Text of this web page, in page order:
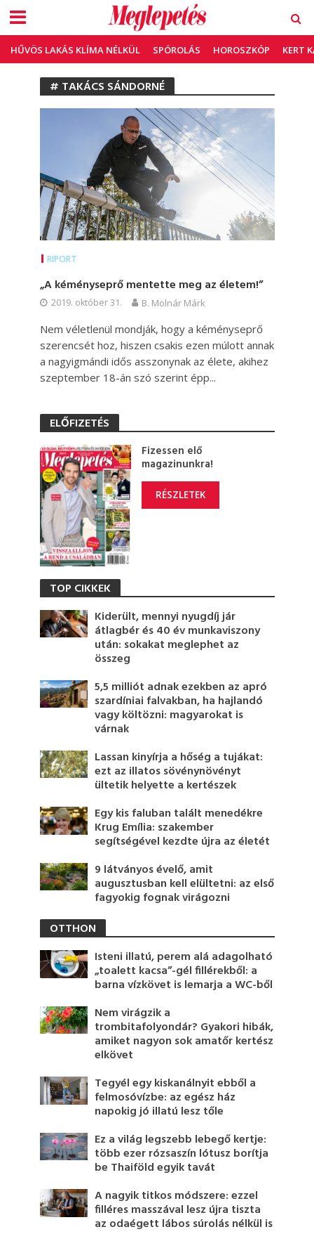
HŰVÖS LAKÁS KLÍMA NÉLKÜL SPÓROLÁS HOROSZKÓP KERT
# TAKÁCS SÁNDORNÉ
RIPORT
„A kéményseprő mentette meg az életem!”
2019. október 31. B. Molnár Márk
Nem véletlenül mondják, hogy a kéményseprő
szerencsét hoz, hiszen csakis ezen múlott annak
a nagyigmándi idős asszonynak az élete, akihez
szeptember 18-án szó szerint épp...
ELŐFIZETÉS
Fizessen elő
magazinunkra!
RÉSZLETEK
TOP CIKKEK
Kiderült, mennyi nyugdíj jár
átlagbér és 40 év munkaviszony
után: sokakat meglephet az
összeg
5,5 milliót adnak ezekben az apró
szardíniai falvakban, ha hajlandó
vagy költözni: magyarokat is
várnak
Lassan kinyírja a hőség a tujákat:
ezt az illatos sövénynövényt
ültetik helyette a kertészek
Egy kis faluban talált menedékre
Krug Emília: szakember
segítségével kezdte újra az életét
9 látványos évelő, amit
augusztusban kell elültetni: az első
fagyokig fognak virágozni
OTTHON
Isteni illatú, perem alá adagolható
„toalett kacsa”-gél fillérekből: a
barna vízkövet is lemarja a WC-ből
Nem virágzik a
trombitafolyondár? Gyakori hibák,
amiket nagyon sok amatőr kertész
elkövet
Tegyél egy kiskanálnyit ebből a
felmosóvízbe: az egész ház
napokig jó illatú lesz tőle
Ez a világ legszebb lebegő kertje:
több ezer rózsaszín lótusz borítja
be Thaiföld egyik tavát
A nagyik titkos módszere: ezzel
filléres masszával lesz újra tiszta
az odaégett lábos súrolás nélkül is